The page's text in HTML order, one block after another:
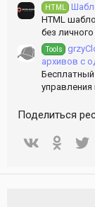
HTML
HTML
без
Tools
архивов c
Поделиться
Vkontakte